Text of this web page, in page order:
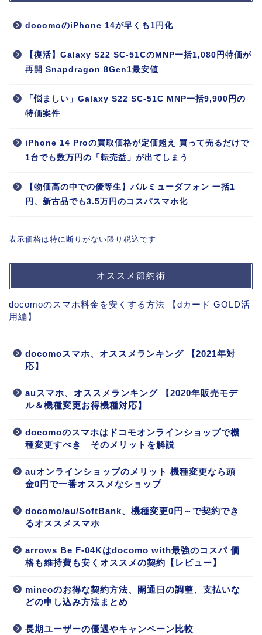
docomoのiPhone 14が早くも1円化
【復活】Galaxy S22 SC-51CのMNP一括1,080円特価が
再開 Snapdragon 8Gen1最安値
「悩ましい」Galaxy S22 SC-51C MNP一括9,900円の
特価案件
iPhone 14 Proの買取価格が定価超え 買って売るだけで
1台でも数万円の「転売益」が出てしまう
【物価高の中での優等生】バルミューダフォン 一括1
円、新古品でも3.5万円のコスパスマホ化
表示価格は特に断りがない限り税込です
オススメ節約術
docomoのスマホ料金を安くする方法 【dカード GOLD活
用編】
docomoスマホ、オススメランキング 【2021年対
応】
auスマホ、オススメランキング 【2020年販売モデ
ル＆機種変更お得機種対応】
docomoのスマホはドコモオンラインショップで機
種変更すべき そのメリットを解説
auオンラインショップのメリット 機種変更なら頭
金0円で一番オススメなショップ
docomo/au/SoftBank、機種変更0円～で契約でき
るオススメスマホ
arrows Be F-04Kはdocomo with最強のコスパ 価
格も維持費も安くオススメの契約【レビュー】
mineoのお得な契約方法、開通日の調整、支払いな
どの申し込み方法まとめ
長期ユーザーの優遇やキャンペーン比較